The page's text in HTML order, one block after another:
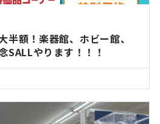
半額！楽器館、ホビー館、
SALLやります！！！